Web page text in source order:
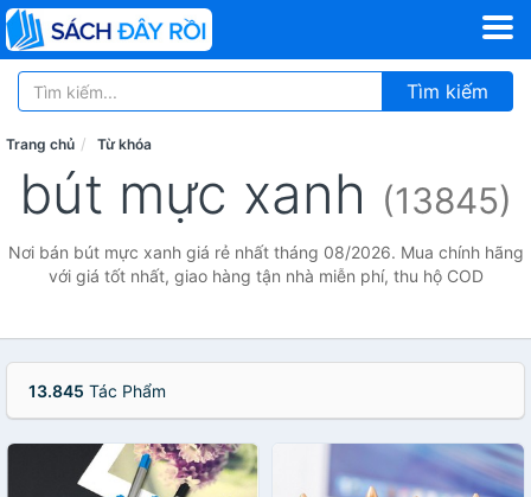
Tìm kiếm
Trang chủ Từ khóa
bút mực xanh (13845)
Nơi bán bút mực xanh giá rẻ nhất tháng 08/2026. Mua chính hãng
với giá tốt nhất, giao hàng tận nhà miễn phí, thu hộ COD
13.845 Tác Phẩm